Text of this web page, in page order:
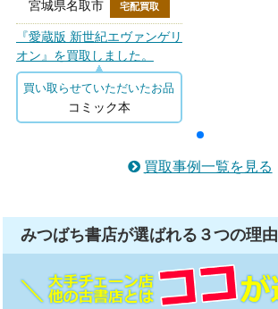
宮城県名取市 宅配買取
『愛蔵版 新世紀エヴァンゲリ
オン』を買取しました。
買い取らせていただいたお品
コミック本
買取事例一覧を見る
みつばち書店が選ばれる ３つの理由